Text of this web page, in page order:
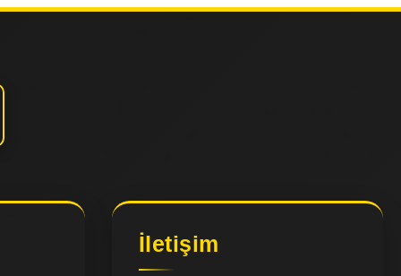
İletişim